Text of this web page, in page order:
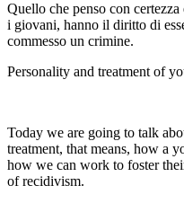
Quello che penso con
i giovani, hanno il diritto di
commesso un crimine.
Personality and treatment of
Today we are going to talk
treatment, that means, how a
how we can work to foster
of recidivism.